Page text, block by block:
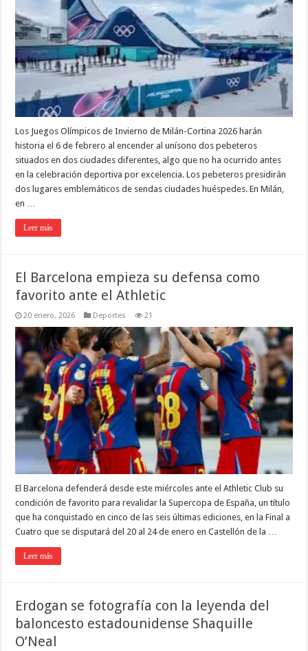
Los Juegos Olímpicos de Invierno de Milán-Cortina 2026 harán
historia el 6 de febrero al encender al unísono dos pebeteros
situados en dos ciudades diferentes, algo que no ha ocurrido antes
en la celebración deportiva por excelencia. Los pebeteros presidirán
dos lugares emblemáticos de sendas ciudades huéspedes. En Milán,
en …
Leer más
El Barcelona empieza su defensa como
favorito ante el Athletic
20 enero, 2026 Deportes 21
El Barcelona defenderá desde este miércoles ante el Athletic Club su
condición de favorito para revalidar la Supercopa de España, un título
que ha conquistado en cinco de las seis últimas ediciones, en la Final a
Cuatro que se disputará del 20 al 24 de enero en Castellón de la …
Leer más
Erdogan se fotografía con la leyenda del
baloncesto estadounidense Shaquille
O’Neal